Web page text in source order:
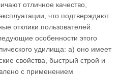
отличное качество,
что подтверждают
отклики пользователей.
особенности этого
удилища: а) оно имеет
свойства, быстрый строй и
с применением